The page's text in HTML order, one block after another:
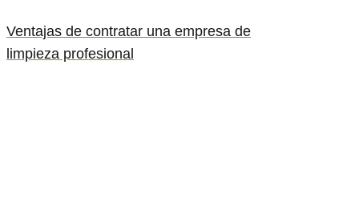
Ventajas de contratar una empresa de
limpieza profesional